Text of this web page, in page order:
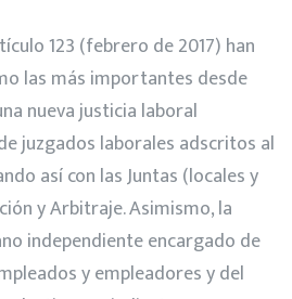
123 (febrero de 2017) han
las más importantes desde
nueva justicia laboral
juzgados laborales adscritos al
así con las Juntas (locales y
y Arbitraje. Asimismo, la
independiente encargado de
y empleadores y del